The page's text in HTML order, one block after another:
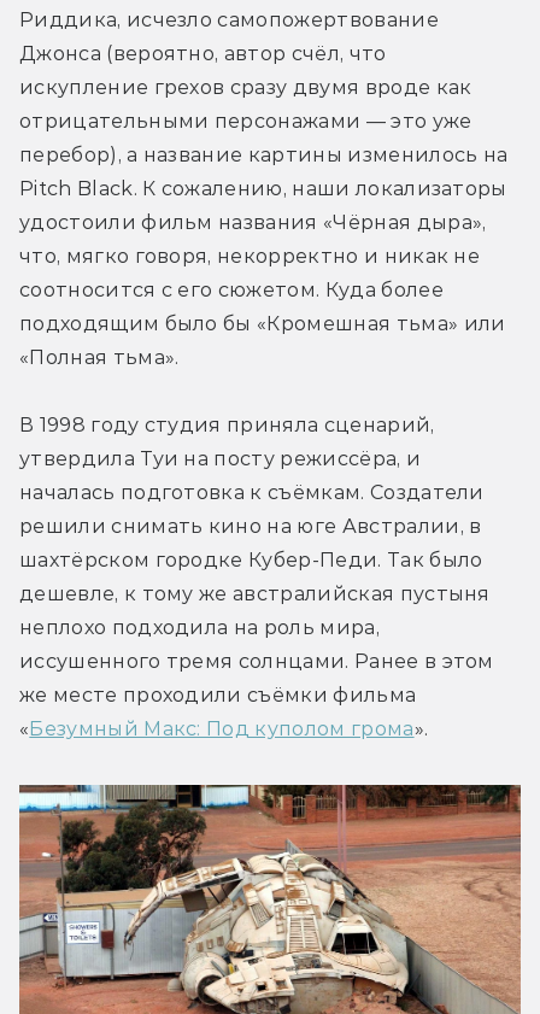
Риддика, исчезло самопожертвование
Джонса (вероятно, автор счёл, что
искупление грехов сразу двумя вроде как
отрицательными персонажами — это уже
перебор), а название картины изменилось на
Pitch Black. К сожалению, наши локализаторы
удостоили фильм названия «Чёрная дыра»,
что, мягко говоря, некорректно и никак не
соотносится с его сюжетом. Куда более
подходящим было бы «Кромешная тьма» или
«Полная тьма».
В 1998 году студия приняла сценарий,
утвердила Туи на посту режиссёра, и
началась подготовка к съёмкам. Создатели
решили снимать кино на юге Австралии, в
шахтёрском городке Кубер-Педи. Так было
дешевле, к тому же австралийская пустыня
неплохо подходила на роль мира,
иссушенного тремя солнцами. Ранее в этом
же месте проходили съёмки фильма
«Безумный Макс: Под куполом грома».